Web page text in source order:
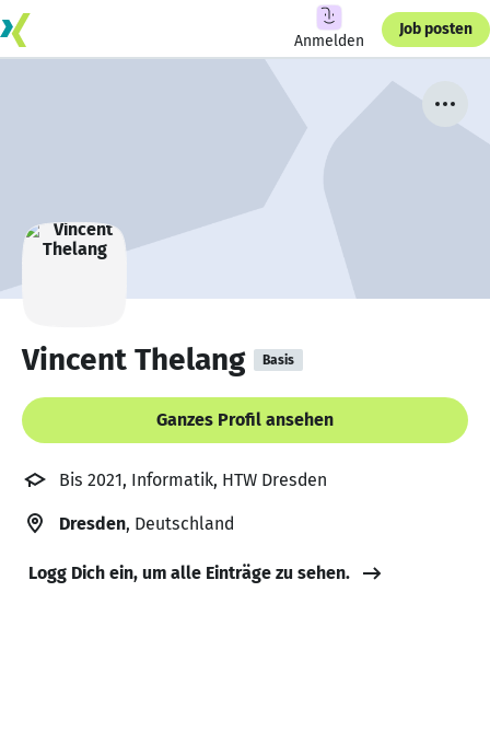
Anmelden
Job posten
Vincent Thelang Basis
Ganzes Profil ansehen
Bis 2021, Informatik, HTW Dresden
Dresden, Deutschland
Logg Dich ein, um alle Einträge zu sehen.